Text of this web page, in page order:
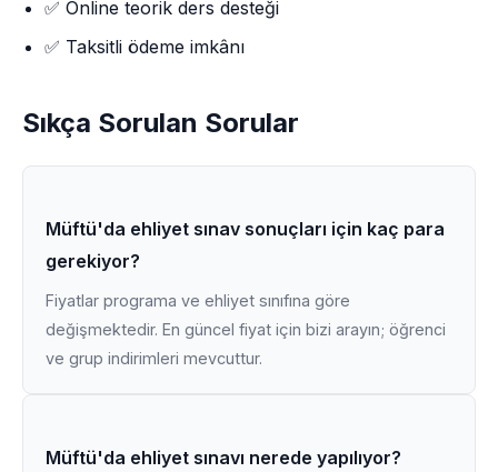
✅ Online teorik ders desteği
✅ Taksitli ödeme imkânı
Sıkça Sorulan Sorular
Müftü'da ehliyet sınav sonuçları için kaç para
gerekiyor?
Fiyatlar programa ve ehliyet sınıfına göre
değişmektedir. En güncel fiyat için bizi arayın; öğrenci
ve grup indirimleri mevcuttur.
Müftü'da ehliyet sınavı nerede yapılıyor?